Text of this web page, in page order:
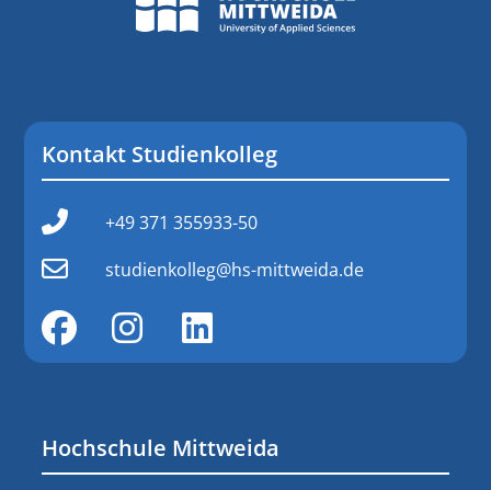
Kontakt Studienkolleg
+49 371 355933-50
studienkolleg@hs-mittweida.de
Hochschule Mittweida